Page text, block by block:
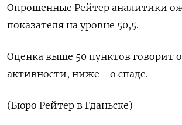
Опрошенные Рейтер аналитики
показателя на уровне 50,5.
Оценка выше 50 пунктов говорит
активности, ниже - о спаде.
(Бюро Рейтер в Гданьске)